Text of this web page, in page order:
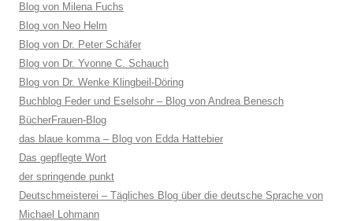
Blog von Milena Fuchs
Blog von Neo Helm
Blog von Dr. Peter Schäfer
Blog von Dr. Yvonne C. Schauch
Blog von Dr. Wenke Klingbeil-Döring
Buchblog Feder und Eselsohr – Blog von Andrea Benesch
BücherFrauen-Blog
das blaue komma – Blog von Edda Hattebier
Das gepflegte Wort
der springende punkt
Deutschmeisterei – Tägliches Blog über die deutsche Sprache von
Michael Lohmann